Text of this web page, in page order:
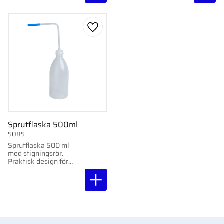
Sprutflaska 500ml
Sprutflaska 500 ml
med stigningsrör.
Praktisk design för
5085
Lägg till i favoriter